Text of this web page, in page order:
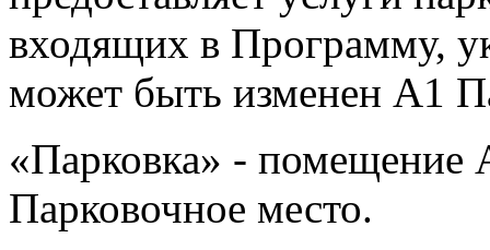
входящих в Программу,
может быть изменен А1
«Парковка» - помещение
Парковочное место.